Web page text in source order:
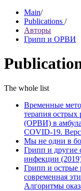
Main/
Publications /
Авторы
Грипп и ОРВИ
The whole list
Временные
терапия
(ОРВИ) в
COVID-19.
Мы не одни в
Грипп и другие
инфекции
Грипп и острые
современная
Алгоритмы